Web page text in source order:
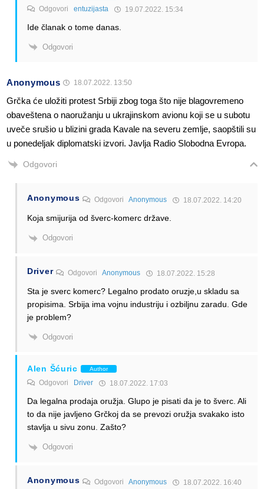
Odgovori entuzijasta 19.07.2022. 15:34
Ide članak o tome danas.
Odgovori
Anonymous 18.07.2022. 13:50
Grčka će uložiti protest Srbiji zbog toga što nije blagovremeno
obaveštena o naoružanju u ukrajinskom avionu koji se u subotu
uveče srušio u blizini grada Kavale na severu zemlje, saopštili su
u ponedeljak diplomatski izvori. Javlja Radio Slobodna Evropa.
Odgovori
Anonymous OdgovoriAnonymous 18.07.2022. 14:20
Koja smijurija od šverc-komerc države.
Odgovori
Driver OdgovoriAnonymous 18.07.2022. 15:28
Sta je sverc komerc? Legalno prodato oruzje,u skladu sa
propisima. Srbija ima vojnu industriju i ozbiljnu zaradu. Gde
je problem?
Odgovori
Alen Šćuric Author
Odgovori Driver 18.07.2022. 17:03
Da legalna prodaja oružja. Glupo je pisati da je to šverc. Ali
to da nije javljeno Grčkoj da se prevozi oružja svakako isto
stavlja u sivu zonu. Zašto?
Odgovori
Anonymous OdgovoriAnonymous 18.07.2022. 16:40